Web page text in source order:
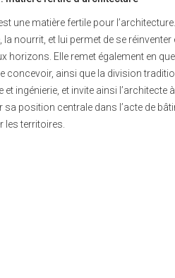
une matière fertile pour
la nourrit, et lui permet de se
horizons. Elle remet également en
concevoir, ainsi que la division
et ingénierie, et invite ainsi l’architecte
sa position centrale dans l’acte de
les territoires.